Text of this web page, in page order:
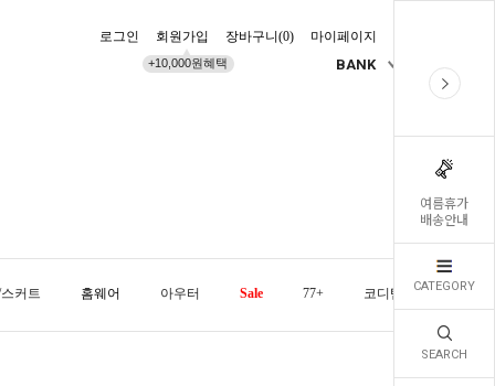
여름휴가
배송안내
CATEGORY
SEARCH
로그인 회원가입
+10,000원혜택
장바구니(0) 마이페이지
BANK
커트 홈웨어 아우터 Sale 77+ 코디템 오늘발송